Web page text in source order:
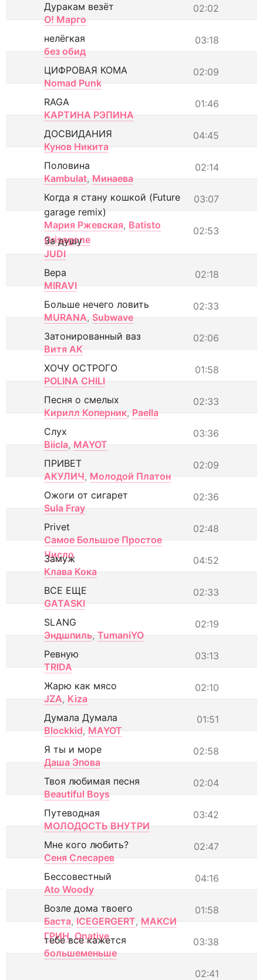
02:02
Дуракам везёт
О! Марго
03:18
нелёгкая
без обид
02:09
ЦИФРОВАЯ КОМА
Nomad Punk
01:46
RAGA
КАРТИНА РЭПИНА
04:45
ДОСВИДАНИЯ
Кунов Никита
02:14
Половина
Kambulat, Минаева
03:07
Когда я стану кошкой (Future
garage remix)
Мария Ржевская, Batisto
Grisagone
02:53
За душу
JUDI
02:18
Вера
MIRAVI
02:33
Больше нечего ловить
MURANA, Subwave
02:06
Затонированный ваз
Витя АК
01:58
ХОЧУ ОСТРОГО
POLINA CHILI
02:33
Песня о смелых
Кирилл Коперник, Paella
03:36
Слух
Biicla, MAYOT
02:09
ПРИВЕТ
АКУЛИЧ, Молодой Платон
02:36
Ожоги от сигарет
Sula Fray
02:48
Privet
Самое Большое Простое
Число
04:52
Замуж
Клава Кока
02:33
ВСЕ ЕЩЕ
GATASKI
02:19
SLANG
Эндшпиль, TumaniYO
03:13
Ревную
TRIDA
02:10
Жарю как мясо
JZA, Kiza
01:51
Думала Думала
Blockkid, MAYOT
02:58
Я ты и море
Даша Эпова
02:04
Твоя любимая песня
Beautiful Boys
03:42
Путеводная
МОЛОДОСТЬ ВНУТРИ
02:47
Мне кого любить?
Сеня Слесарев
04:16
Бессовестный
Ato Woody
01:58
Возле дома твоего
Баста, ICEGERGERT, МАКСИ
ГРИН, Onative 03:38
тебе все кажется
большеменьше
02:41